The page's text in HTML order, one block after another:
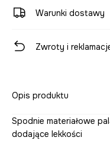
Warunki dostawy
Zwroty i
Opis produktu
Spodnie materiałowe
dodające lekkości